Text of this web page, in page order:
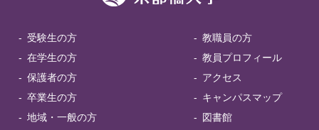
受験生の方
在学生の方
保護者の方
卒業生の方
地域・一般の方
教職員の方
教員プロフィール
アクセス
キャンパスマップ
図書館